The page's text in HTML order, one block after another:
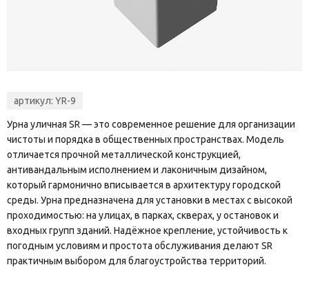
артикул: YR-9
Урна уличная SR — это современное решение для организации
чистоты и порядка в общественных пространствах. Модель
отличается прочной металлической конструкцией,
антивандальным исполнением и лаконичным дизайном,
который гармонично вписывается в архитектуру городской
среды. Урна предназначена для установки в местах с высокой
проходимостью: на улицах, в парках, скверах, у остановок и
входных групп зданий. Надёжное крепление, устойчивость к
погодным условиям и простота обслуживания делают SR
практичным выбором для благоустройства территорий.